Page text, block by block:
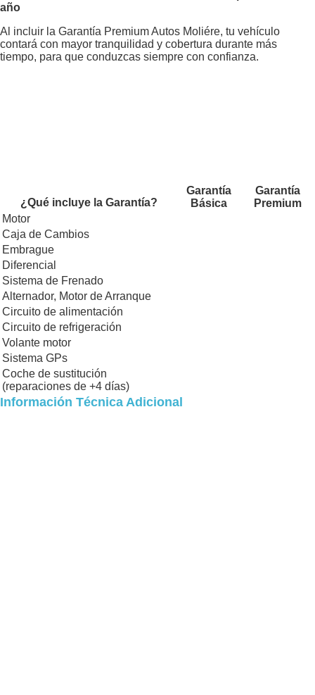
año
Al incluir la Garantía Premium Autos Moliére, tu vehículo
contará con mayor tranquilidad y cobertura durante más
tiempo, para que conduzcas siempre con confianza.
¿Qué incluye la Garantía?
Garantía
Básica
Garantía
Premium
Motor
Caja de Cambios
Embrague
Diferencial
Sistema de Frenado
Alternador, Motor de Arranque
Circuito de alimentación
Circuito de refrigeración
Volante motor
Sistema GPs
Coche de sustitución
(reparaciones de +4 días)
Información Técnica Adicional